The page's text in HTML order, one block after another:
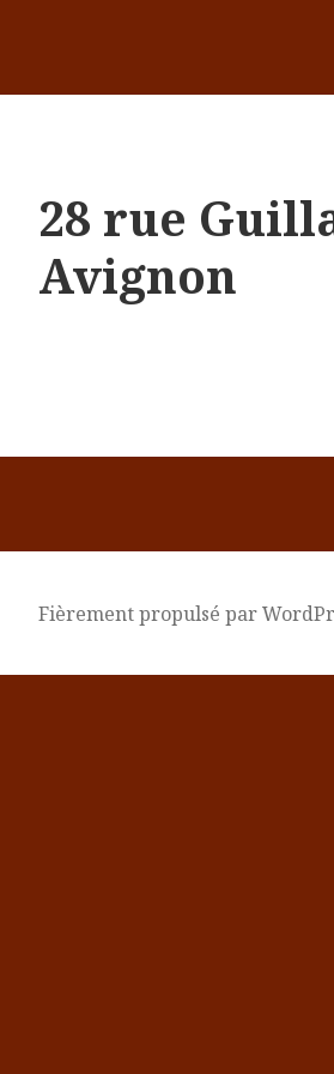
28 rue
Avignon
Fièrement propulsé par